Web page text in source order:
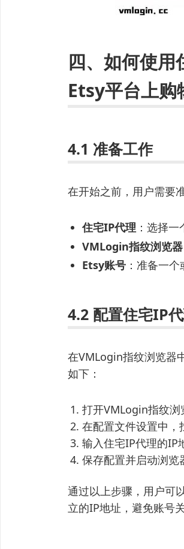
四、如何使
Etsy平台上购
4.1 准备工作
在开始之前，用户需要
住宅IP代理 ：选择
VMLogin指纹浏览器
Etsy账号 ：准备一
4.2 配置住宅IP
在VMLogin指纹浏览器
如下：
打开VMLogin指纹浏
在配置文件设置中，
输入住宅IP代理的IP
保存配置并启动浏览
通过以上步骤，用户可
立的IP地址，避免账号关